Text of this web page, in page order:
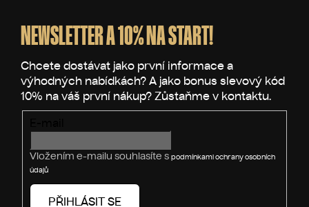
a
c
í
p
r
v
v
NEWSLETTER A 10% NA START!
Vložením e-mailu souhlasíte s podmínkami ochrany osobních
údajů
PŘIHLÁSIT SE